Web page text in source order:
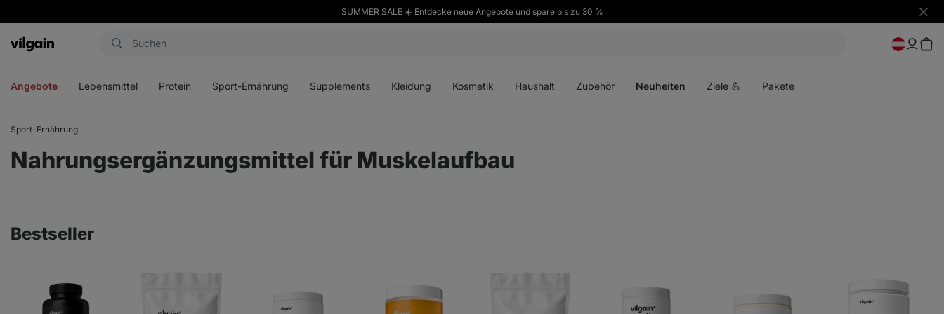
SUMMER SALE ☀️ Entdecke neue Angebote und spare bis zu 30 %
Aktin
Angebote Lebensmittel Protein Sport-Ernährung Supplements Kleidung Kosmetik Haushalt Zubehör Neuheiten Ziele 💪 Pakete
Sport-Ernährung
Nahrungsergänzungsmittel für Muskelaufbau
Bestseller